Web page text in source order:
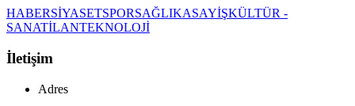
HABERSİYASETSPORSAĞLIKASAYİŞKÜLTÜR -
SANATİLANTEKNOLOJİ
İletişim
Adres